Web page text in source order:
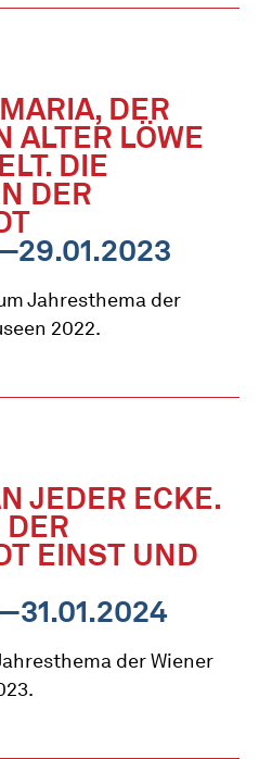
DER
ALTER LÖWE
DIE
DER
Jahresthema der
2022.
JEDER ECKE.
EINST UND
der Wiener